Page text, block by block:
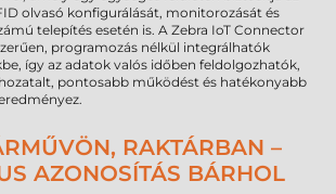
olvasó konfigurálását, monitorozását és
telepítés esetén is. A Zebra IoT Connector
programozás nélkül integrálhatók
így az adatok valós időben feldolgozhatók,
pontosabb működést és hatékonyabb
RAKTÁRBAN –
AZONOSÍTÁS BÁRHOL